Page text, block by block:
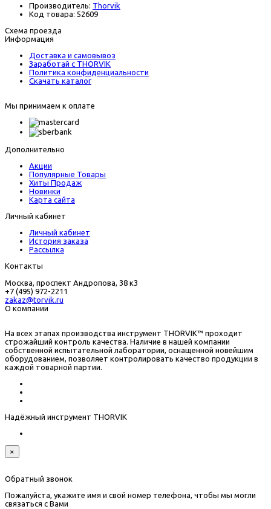
Производитель: Thorvik
Код товара: 52609
Схема проезда
Информация
Доставка и самовывоз
Заработай с THORVIK
Политика конфиденциальности
Скачать каталог
Мы принимаем к оплате
Дополнительно
Акции
Популярные Товары
Хиты Продаж
Новинки
Карта сайта
Личный кабинет
Личный кабинет
История заказа
Рассылка
Контакты
Москва, проспект Андропова, 38 к3
+7 (495) 972-2211
zakaz@torvik.ru
О компании
На всех этапах производства инструмент THORVIK™ проходит
строжайший контроль качества. Наличие в нашей компании
собственной испытательной лаборатории, оснащенной новейшим
оборудованием, позволяет контролировать качество продукции в
каждой товарной партии.
Надёжный инструмент THORVIK
×
Обратный звонок
Пожалуйста, укажите имя и свой номер телефона, чтобы мы могли
связаться с Вами